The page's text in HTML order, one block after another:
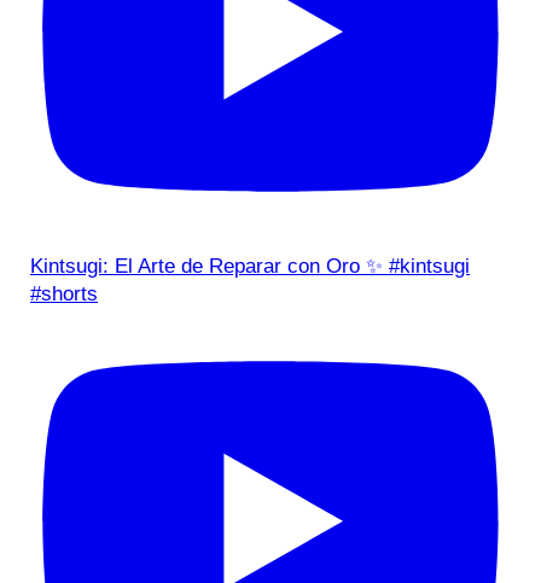
Kintsugi: El Arte de Reparar con Oro ✨ #kintsugi
#shorts